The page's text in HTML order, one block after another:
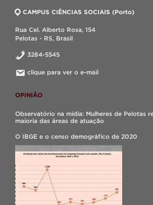
CAMPUS CIÊNCIAS SOCIAIS (Porto)
Rua Cel. Alberto Rosa, 154
Pelotas - RS, Brasil
3284-5545
clique para ver o e-mail
OPINIÃO
Observatório na mídia: Mulheres de Pelotas
maioria das áreas de atuação
O IBGE e o censo demográfico de 2020